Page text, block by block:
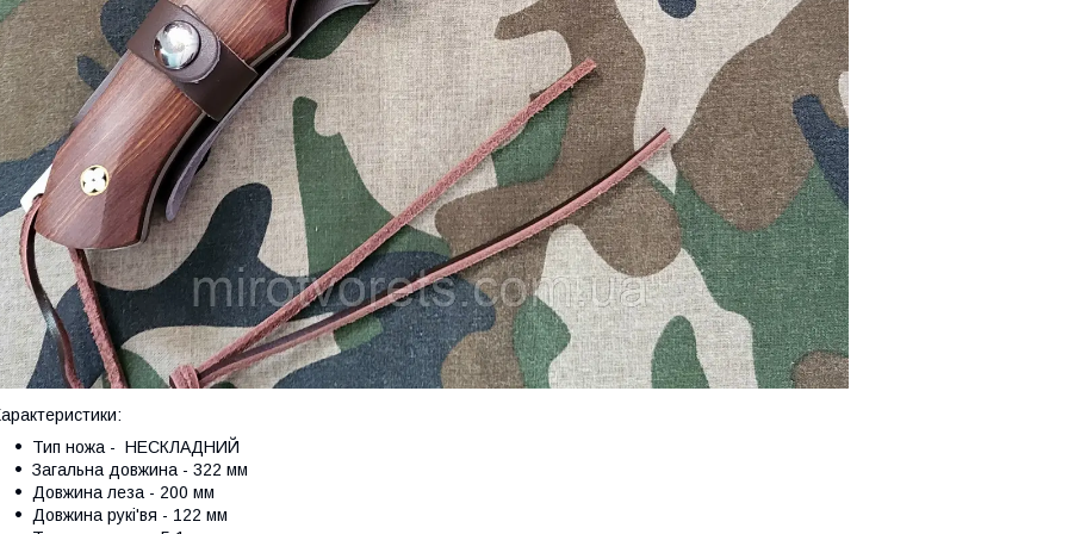
Тип ножа - НЕСКЛАДНИЙ
Загальна довжина - 322 мм
Довжина леза - 200 мм
Довжина рукі'вя - 122 мм